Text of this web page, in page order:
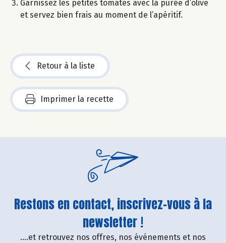
Garnissez les petites tomates avec la purée d’olive
et servez bien frais au moment de l’apéritif.
Retour à la liste
Imprimer la recette
Restons en contact, inscrivez-vous à la
newsletter !
....et retrouvez nos offres, nos événements et nos